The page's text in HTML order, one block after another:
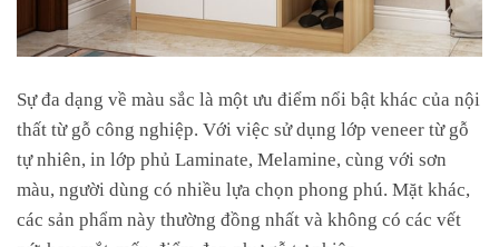
Sự đa dạng về màu sắc là một ưu điểm nổi bật khác của nội
thất từ gỗ công nghiệp. Với việc sử dụng lớp veneer từ gỗ
tự nhiên, in lớp phủ Laminate, Melamine, cùng với sơn
màu, người dùng có nhiều lựa chọn phong phú. Mặt khác,
các sản phẩm này thường đồng nhất và không có các vết